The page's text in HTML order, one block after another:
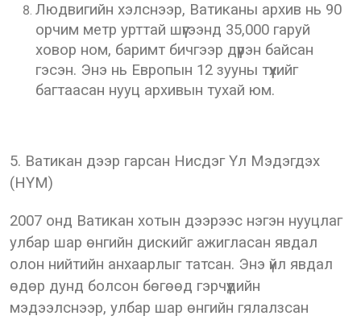
Людвигийн хэлснээр, Ватиканы архив нь 90
орчим метр урттай шүүгээнд 35,000 гаруй
ховор ном, баримт бичгээр дүүрэн байсан
гэсэн. Энэ нь Европын 12 зууны түүхийг
багтаасан нууц архивын тухай юм.
5. Ватикан дээр гарсан Нисдэг Үл Мэдэгдэх
(НҮМ)
2007 онд Ватикан хотын дээрээс нэгэн нууцлаг
улбар шар өнгийн дискийг ажигласан явдал
олон нийтийн анхаарлыг татсан. Энэ үйл явдал
өдөр дунд болсон бөгөөд гэрчүүдийн
мэдээлснээр, улбар шар өнгийн гялалзсан